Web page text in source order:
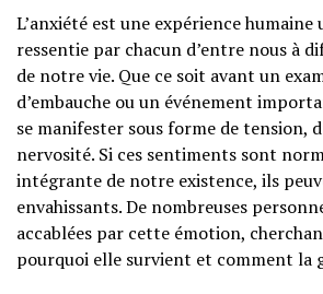
L’anxiété est une expérience humaine
ressentie par chacun d’entre nous à
de notre vie. Que ce soit avant un
d’embauche ou un événement
se manifester sous forme de tension,
nervosité. Si ces sentiments sont
intégrante de notre existence, ils
envahissants. De nombreuses
accablées par cette émotion,
pourquoi elle survient et comment la